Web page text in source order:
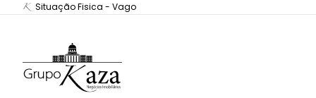
Situação Fisica - Vago